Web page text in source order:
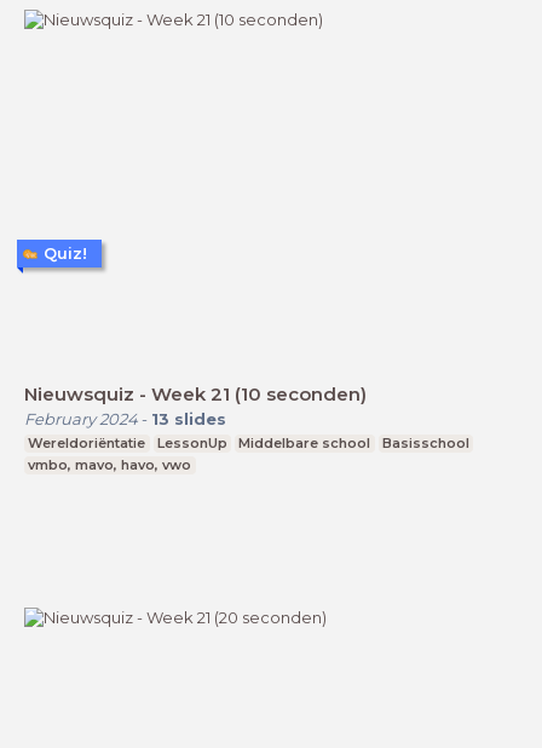
Nieuwsquiz - Week 21 (10 seconden)
February 2024- 13 slides
Wereldoriëntatie LessonUp Middelbare school
Basisschool
vmbo, mavo, havo, vwo
Quiz!